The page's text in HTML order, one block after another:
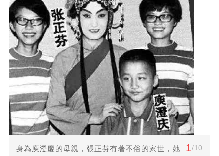
身為庾澄慶的母親，張正芬有著不俗的家世，她
1/10